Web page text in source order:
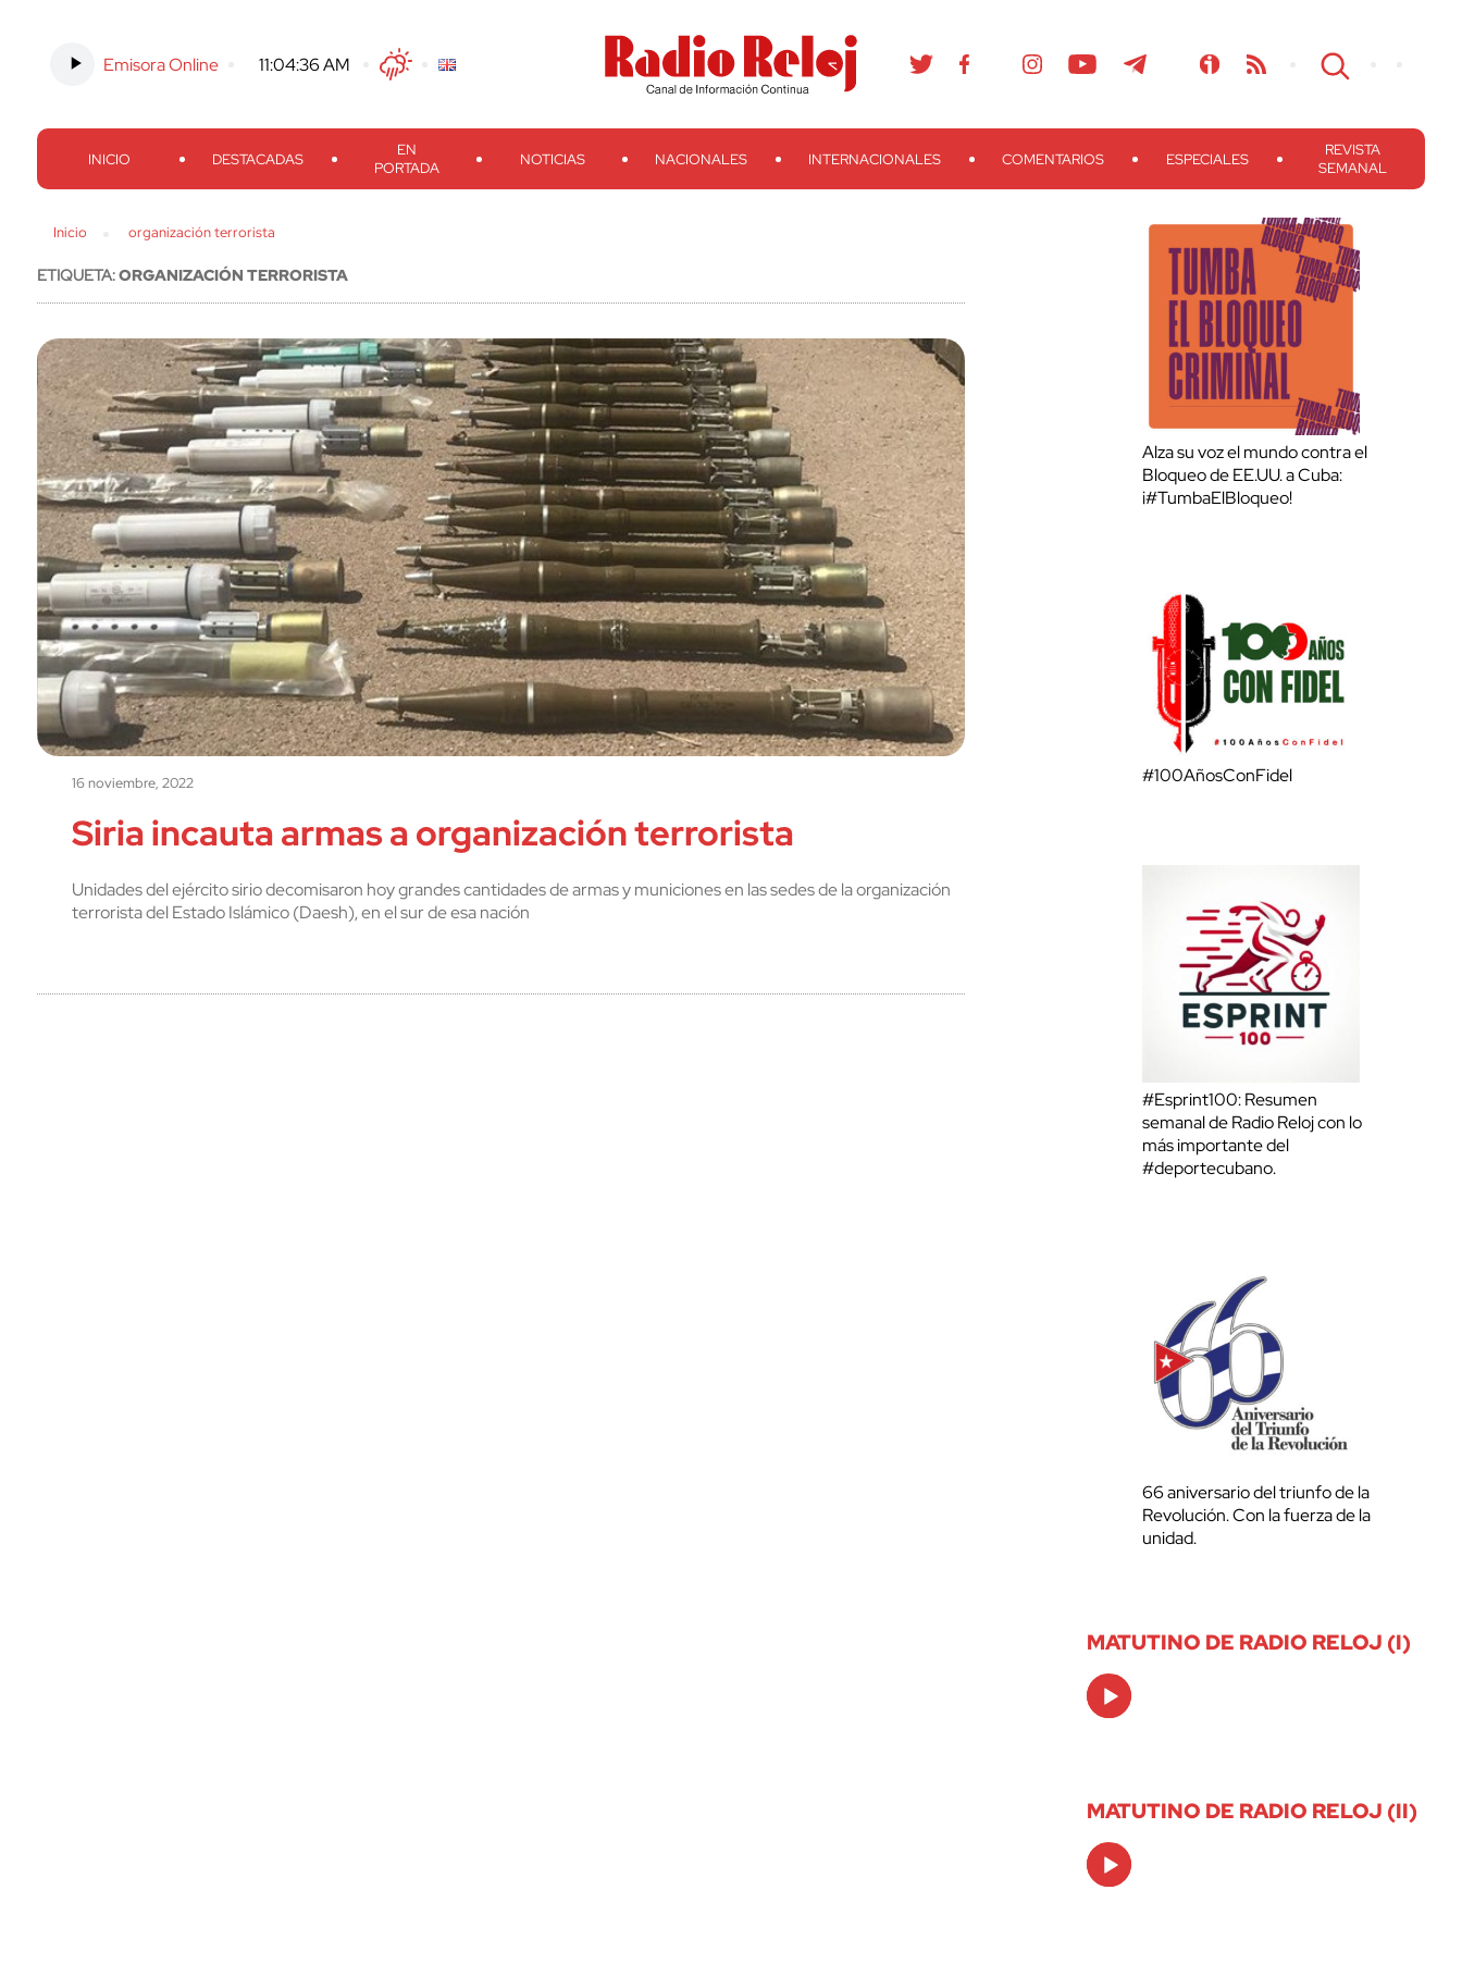
Emisora Online -11:04:37 AM TwitterFacebook
Threads
Instagram TelegramTeveo Ivoox RSS Search
INICIO DESTACADAS
EN
PORTADA
NOTICIAS NACIONALES INTERNACIONALES COMENTARIOS ESPECIALES
REVISTA
SEMANAL
Inicio organización terrorista
ETIQUETA:ORGANIZACIÓN TERRORISTA
16 noviembre, 2022
Siria incauta armas a organización terrorista
Unidades del ejército sirio decomisaron hoy grandes cantidades de armas y municiones en las sedes de la organización
terrorista del Estado Islámico (Daesh), en el sur de esa nación
Alza su voz el mundo contra el
Bloqueo de EE.UU. a Cuba:
¡#TumbaElBloqueo!
#100AñosConFidel
#Esprint100: Resumen
semanal de Radio Reloj con lo
más importante del
#deportecubano.
66 aniversario del triunfo de la
Revolución. Con la fuerza de la
unidad.
MATUTINO DE RADIO RELOJ (I)
Audio
Player
MATUTINO DE RADIO RELOJ (II)
Audio
Player